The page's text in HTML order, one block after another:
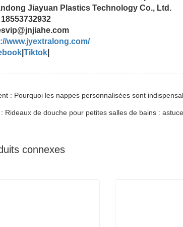
Jiayuan Plastics Technology Co., Ltd.
18553732932
www.jyextralong.com/
Tiktok
: Pourquoi les nappes personnalisées sont
connexes